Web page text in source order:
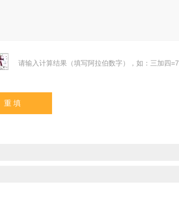
请输入计算结果（填写阿拉伯数字），如：三加四=7